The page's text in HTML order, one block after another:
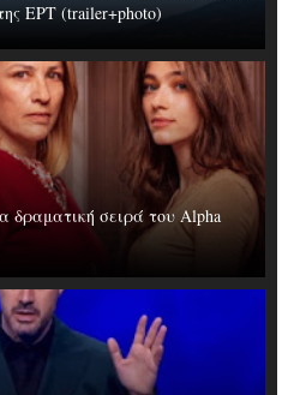
ΕΡΤ (trailer+photo)
δραματική σειρά του Alpha